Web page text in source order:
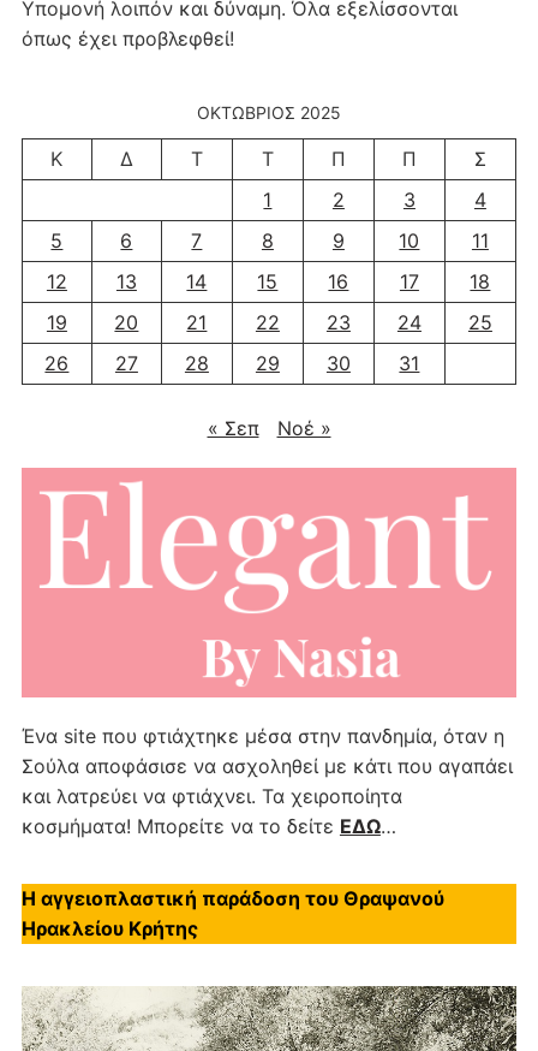
Υπομονή λοιπόν και δύναμη. Όλα εξελίσσονται
όπως έχει προβλεφθεί!
ΟΚΤΏΒΡΙΟΣ 2025
Κ Δ Τ Τ Π Π
Σ
1
2 3
4
5
6 7 8 9 10
11
12
13 14 15 16 17
18
19
20 21 22 23 24
25
26
27 28 29 30 31
« Σεπ Νοέ »
Ένα site που φτιάχτηκε μέσα στην πανδημία, όταν η
Σούλα αποφάσισε να ασχοληθεί με κάτι που αγαπάει
και λατρεύει να φτιάχνει. Τα χειροποίητα
κοσμήματα! Μπορείτε να το δείτε ΕΔΩ…
Η αγγειοπλαστική παράδοση του Θραψανού
Ηρακλείου Κρήτης